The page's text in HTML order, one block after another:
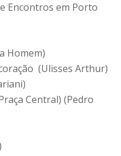
Encontros em Porto
Homem)
(Ulisses Arthur)
Central) (Pedro